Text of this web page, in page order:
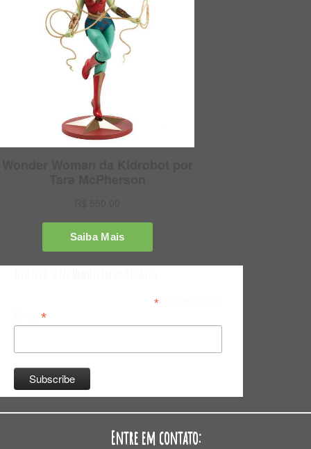
*indicates required
*
Entre em contato: